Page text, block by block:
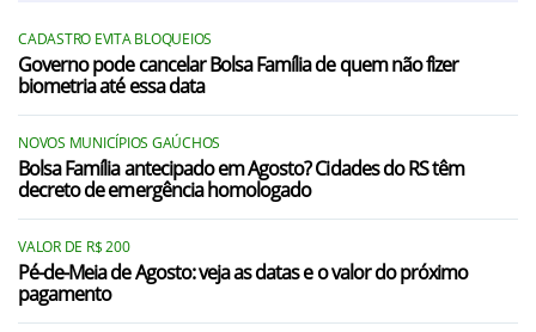
CADASTRO EVITA BLOQUEIOS
Governo pode cancelar Bolsa Família de quem não fizer
biometria até essa data
NOVOS MUNICÍPIOS GAÚCHOS
Bolsa Família antecipado em Agosto? Cidades do RS têm
decreto de emergência homologado
VALOR DE R$ 200
Pé-de-Meia de Agosto: veja as datas e o valor do próximo
pagamento